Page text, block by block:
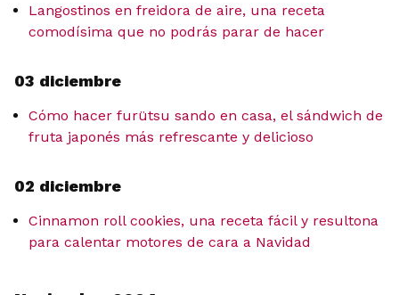
Langostinos en freidora de aire, una receta
comodísima que no podrás parar de hacer
03 diciembre
Cómo hacer furütsu sando en casa, el sándwich de
fruta japonés más refrescante y delicioso
02 diciembre
Cinnamon roll cookies, una receta fácil y resultona
para calentar motores de cara a Navidad